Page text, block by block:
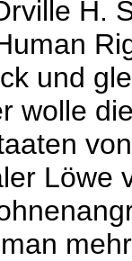
H.
und
wolle
Löwe